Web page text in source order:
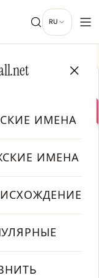
RU
ИМЕНА
ИМЕНА
и
типу.
корням,